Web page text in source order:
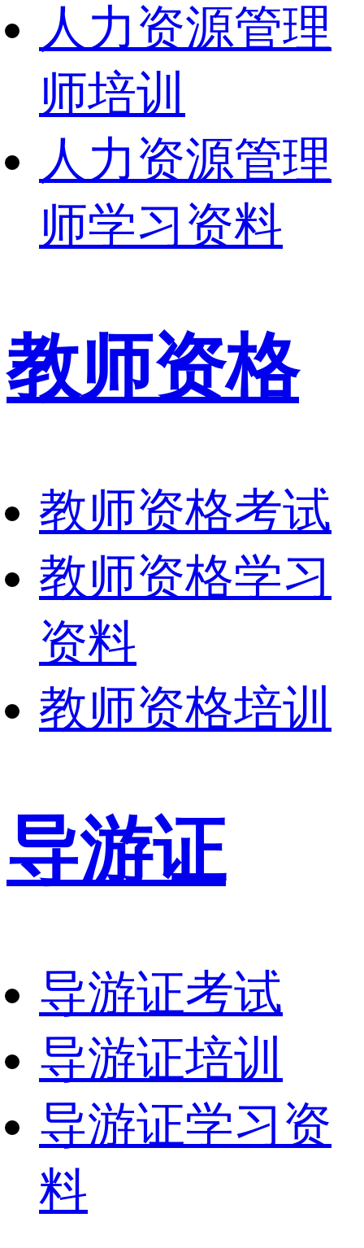
人力资源管理
师培训
人力资源管理
师学习资料
教师资格
教师资格考试
教师资格学习
资料
教师资格培训
导游证
导游证考试
导游证培训
导游证学习资
料